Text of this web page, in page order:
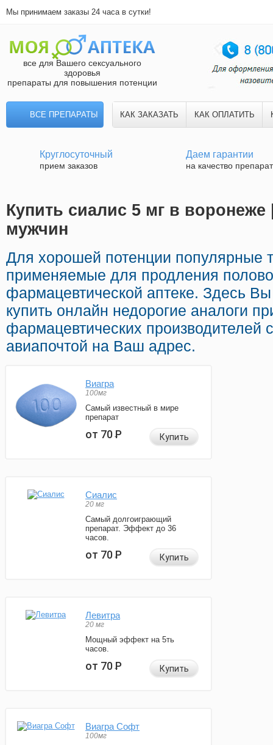
Мы принимаем заказы 24 часа в сутки!
все для Вашего сексуального
здоровья
препараты для повышения потенции
ВСЕ ПРЕПАРАТЫ КАК ЗАКАЗАТЬ КАК ОПЛАТИТЬ
Круглосуточный
прием заказов
Даем гарантии
на качество
Купить сиалис 5 мг в воронеже
мужчин
Для хорошей потенции популярные
применяемые для продления
фармацевтической аптеке. Здесь
купить онлайн недорогие аналоги
фармацевтических производителей
авиапочтой на Ваш адрес.
Виагра
100мг
Самый известный в мире
препарат
от 70Р Купить
Сиалис
20 мг
Самый долгоиграющий
препарат. Эффект до 36
часов.
от 70Р Купить
Левитра
20 мг
Мощный эффект на 5ть
часов.
от 70Р Купить
Виагра Софт
100мг